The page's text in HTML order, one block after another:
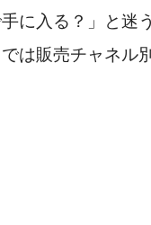
に入る？」と迷
は販売チャネル